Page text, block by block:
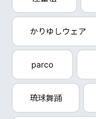
かりゆしウェア
parco
琉球舞踊